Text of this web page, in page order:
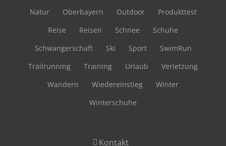
Natur
Oberbayern Outdoor
Produkttest
Reise
Reisen Schnee
Schuhe
Schwangerschaft
Ski Sport
SwimRun
Trailrunning
Training Urlaub
Verletzung
Wandern
Wiedereinstieg
Winter
Winterschuhe
Kontakt